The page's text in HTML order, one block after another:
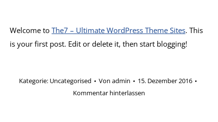
Welcome to The7 – Ultimate WordPress Theme Sites. This
is your first post. Edit or delete it, then start blogging!
Kategorie: Uncategorised Von admin
15. Dezember 2016
Kommentar hinterlassen